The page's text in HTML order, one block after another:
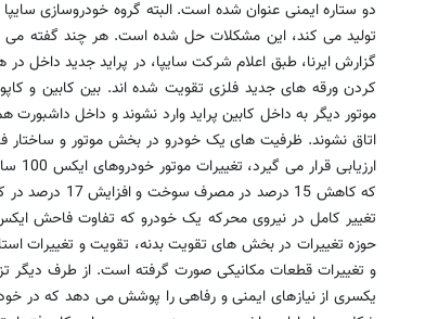
تولید می کند، این مشکلات حل شده است. هر چند گفته می
گزارش ایرنا، طبق اعلام شرکت سایپا، در پراید جدید داخل
کردن ورقه های جدید فلزی تقویت شده اند. بین کابین و
موتور دیگر به داخل کابین پراید وارد نشوند و داخل
اتاق نشوند. ظرفیت های یک خودرو در بخش موتور و ساختار
که کاهش 15
حوزه تغییرات در بخش های تقویت بدنه، تقویت و تغییرات
و تغییرات قطعات مکانیکی صورت گرفته است. از طرف دیگر